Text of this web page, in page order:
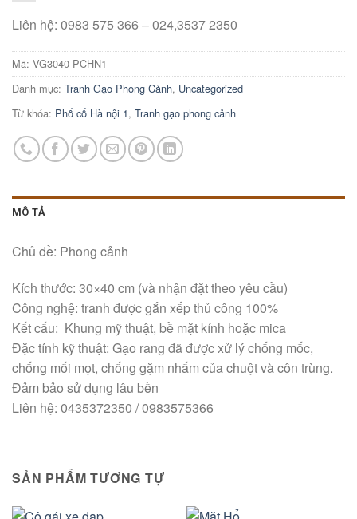
Liên hệ: 0983 575 366 – 024,3537 2350
Mã: VG3040-PCHN1
Danh mục: Tranh Gạo Phong Cảnh, Uncategorized
Từ khóa: Phố cổ Hà nội 1, Tranh gạo phong cảnh
MÔ TẢ
Chủ đề: Phong cảnh
Kích thước: 30×40 cm (và nhận đặt theo yêu cầu)
Công nghệ: tranh được gắn xếp thủ công 100%
Kết cấu: Khung mỹ thuật, bề mặt kính hoặc mica
Đặc tính kỹ thuật: Gạo rang đã được xử lý chống mốc,
chống mối mọt, chống gặm nhấm của chuột và côn trùng.
Đảm bảo sử dụng lâu bền
Liên hệ: 0435372350 / 0983575366
SẢN PHẨM TƯƠNG TỰ